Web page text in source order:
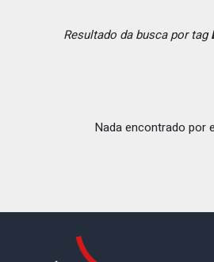
Resultado da busca por tag
Nada encontrado por